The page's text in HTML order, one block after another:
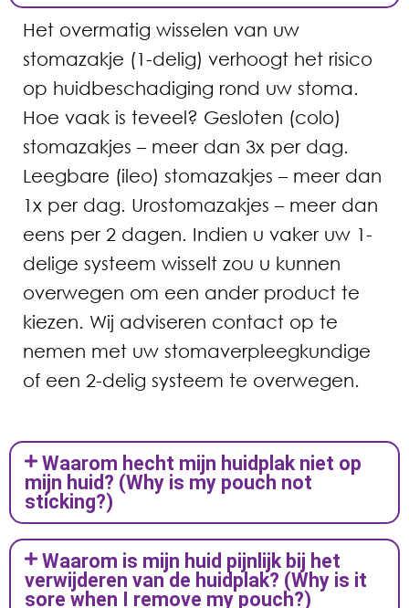
Het overmatig wisselen van uw
stomazakje (1-delig) verhoogt het risico
op huidbeschadiging rond uw stoma.
Hoe vaak is teveel? Gesloten (colo)
stomazakjes – meer dan 3x per dag.
Leegbare (ileo) stomazakjes – meer dan
1x per dag. Urostomazakjes – meer dan
eens per 2 dagen. Indien u vaker uw 1-
delige systeem wisselt zou u kunnen
overwegen om een ander product te
kiezen. Wij adviseren contact op te
nemen met uw stomaverpleegkundige
of een 2-delig systeem te overwegen.
Waarom hecht mijn huidplak niet op
mijn huid? (Why is my pouch not
sticking?)
Waarom is mijn huid pijnlijk bij het
verwijderen van de huidplak? (Why is it
sore when I remove my pouch?)